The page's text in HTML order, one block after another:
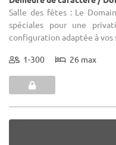
Salle des fêtes : Le
spéciales pour une
configuration adaptée à vos
1-300 26 max